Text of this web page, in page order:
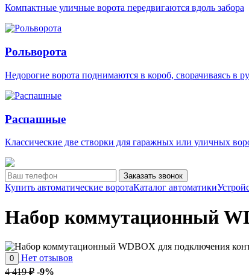
Компактные уличные ворота передвигаются вдоль забора
Рольворота
Недорогие ворота поднимаются в короб, сворачиваясь в
Распашные
Классические две створки для гаражных или уличных
Заказать звонок
Купить автоматические воротаКаталог автоматики
Набор коммутационный
0
Нет отзывов
4 419 ₽ -9%